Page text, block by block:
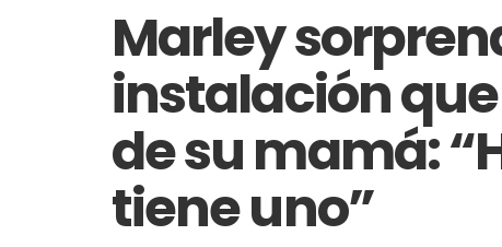
Marley
instalación
de su mamá:
tiene uno”